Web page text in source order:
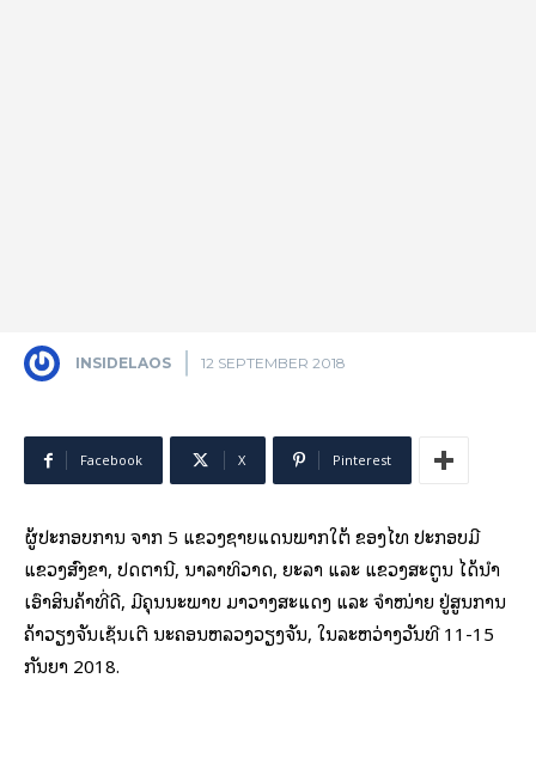
INSIDELAOS 12 SEPTEMBER 2018
Facebook X Pinterest
ຜູ້​ປະກອບ​ການ ​ຈາກ 5 ​ແຂວງຊາຍແດນ​ພາກ​ໃຕ້ ​ຂອງ​ໄທ ປະກອບ​ມີ ​
ແຂວງ​ສົງ​ຂາ, ​ປັດ​ຕາ​ນີ, ນາລາ​ທິວາ​ດ, ຍະ​ລາ ​ແລະ ​ແຂວງ​ສະຕູ​ນ ​ໄດ້​ນຳ​
ເອົາ​ສິນຄ້າທີ່​ດີ, ມີ​ຄຸນ​ນະພາ​ບ ມາ​ວາງສະ​ແດງ ​ແລະ ຈຳໜ່າຍ ຢູ່​ສູນ​ການ​
ຄ້າ​ວຽງ​ຈັນ​ເຊັນ​ເຕີ ນະຄອນຫລວງ​ວຽງ​ຈັນ, ​ໃນ​ລະຫວ່າງ​ວັນ​ທີ 11-15
ກັນ​ຍາ 2018.